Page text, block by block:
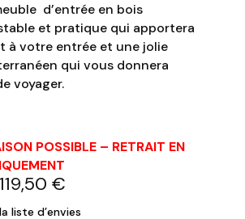
d’entrée en bois
et pratique qui apportera
à votre entrée et une jolie
qui vous donnera
voyager.
POSSIBLE – RETRAIT EN
Le
prix
119,50 €Le
prix
liste d’envies